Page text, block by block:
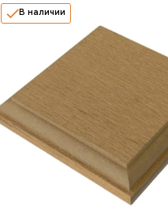
В наличии